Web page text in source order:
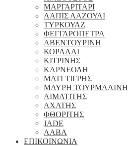
ΜΑΡΓΑΡΙΤΑΡΙ
ΛΑΠΙΣ ΛΑΖΟΥΛΙ
ΤΥΡΚΟΥΑΖ
ΦΕΓΓΑΡΟΠΕΤΡΑ
ΑΒΕΝΤΟΥΡΙΝΗ
ΚΟΡΑΛΛΙ
ΚΙΤΡΙΝΗΣ
ΚΑΡΝΕΟΛΗ
ΜΑΤΙ ΤΙΓΡΗΣ
ΜΑΥΡΗ ΤΟΥΡΜΑΛΙΝΗ
ΑΙΜΑΤΙΤΗΣ
ΑΧΑΤΗΣ
ΦΘΟΡΙΤΗΣ
JADE
ΛΑΒΑ
ΕΠΙΚΟΙΝΩΝΙΑ